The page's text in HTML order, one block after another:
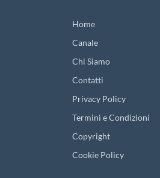
Home
Canale
Chi Siamo
Contatti
Privacy Policy
Termini e Condizioni
Copyright
Cookie Policy